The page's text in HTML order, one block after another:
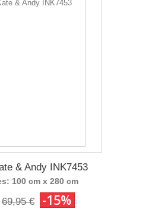
& Andy INK7453
100 cm x 280 cm
69,95 € -15%